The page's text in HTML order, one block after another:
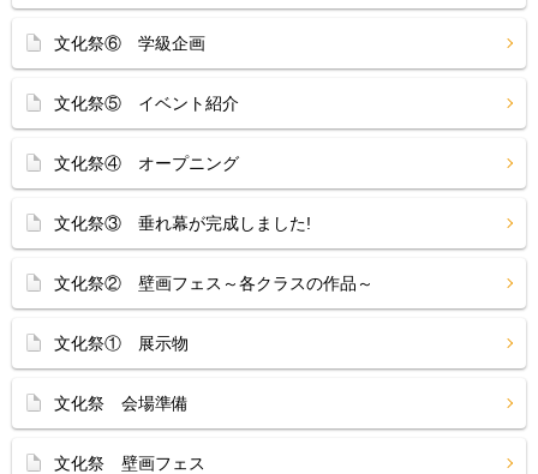
文化祭⑥ 学級企画
文化祭⑤ イベント紹介
文化祭④ オープニング
文化祭③ 垂れ幕が完成しました!
文化祭② 壁画フェス～各クラスの作品～
文化祭① 展示物
文化祭 会場準備
文化祭 壁画フェス